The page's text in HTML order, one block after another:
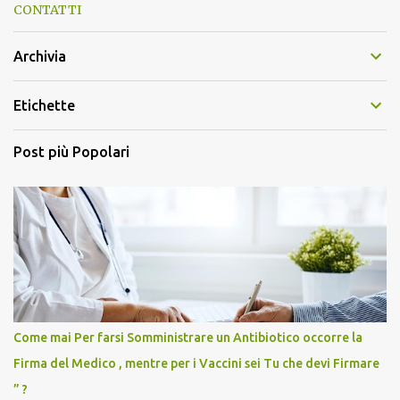
CONTATTI
Archivia
Etichette
Post più Popolari
Come mai Per farsi Somministrare un Antibiotico occorre la
Firma del Medico , mentre per i Vaccini sei Tu che devi Firmare
” ?